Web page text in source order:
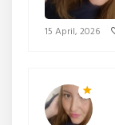
15 April, 2026